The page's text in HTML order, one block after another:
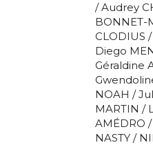
/ Audrey
BONNET-
CLODIUS
Diego
Géraldine
NOAH /
MARTIN /
AMÉDRO
NASTY /